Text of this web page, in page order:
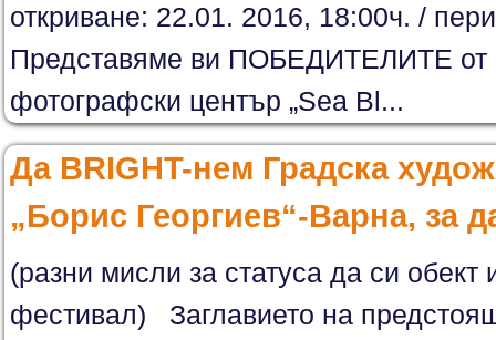
откриване: 22.01. 2016, 18:00ч. /
Представяме ви ПОБЕДИТЕЛИТЕ от
фотографски център „Sea Bl...
Да BRIGHT-нем Градска
„Борис Георгиев“-Варна, за
(разни мисли за статуса да си обект
фестивал) Заглавието на